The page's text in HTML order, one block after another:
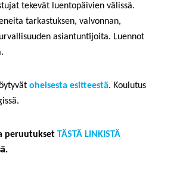
tekevät luentopäivien välissä.
tarkastuksen, valvonnan,
asiantuntijoita. Luennot
oheisesta esitteestä. Koulutus
peruutukset TÄSTÄ LINKISTÄ